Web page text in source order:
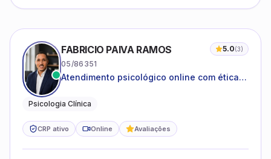
FABRICIO PAIVA RAMOS 5.0(3)
05/86351
Atendimento psicológico online com ética,
Psicologia Clínica
CRP ativo Online Avaliações